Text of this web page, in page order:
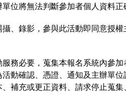
位將無法判斷參加者個人資料正
、錄影，參與此活動即同意授
務必要，蒐集本報名系統內參
動確認、憑證、通知及主辦單
補充或更正資料、請求停止蒐